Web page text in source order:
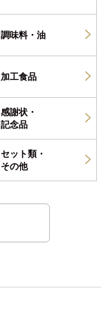
調味料・ 油
加工食品
感謝状・
記念品
セット類・
その他